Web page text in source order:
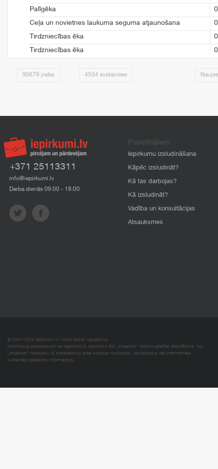
Palīgēka
Ceļa un novietnes laukuma seguma atjaunošana
Tirdzniecības ēka
Tirdzniecības ēka
90679 įrašai 4534 svetainėse
+371 25113311
info@iepirkumi.lv
Darba dienās 09:00 - 18:00
Pasūtītājiem
Iepirkumu izsludināšana
Kāpēc izsludināt?
Kā tas darbojas?
Kā izsludināt?
Vadība un konsultācijas
Atsauksmes
© 2007–2016 Iepirkumi.lv. Visos teisės saugomos.
Informaciją perpublikuoti be iepirkumi.lv savininko SIA „Imperum“ leidimo griežtai draudžiama. SIA
„Imperum“ neatsako už materialinius arba kitokius nuostolius, atsiradusius dėl internetinėje
svetainėje pateiktos informacijos.